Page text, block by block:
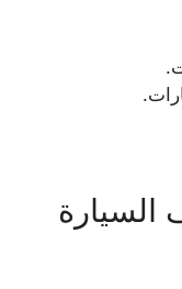
السيارة